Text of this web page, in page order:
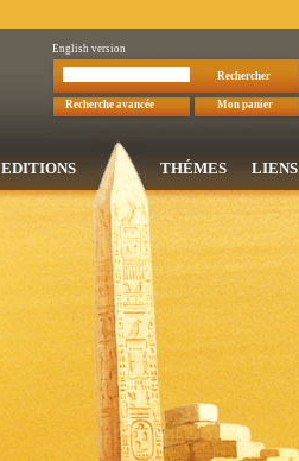
English version
Rechercher
Recherche avancée Mon panier
EDITIONS THÉMES LIENS